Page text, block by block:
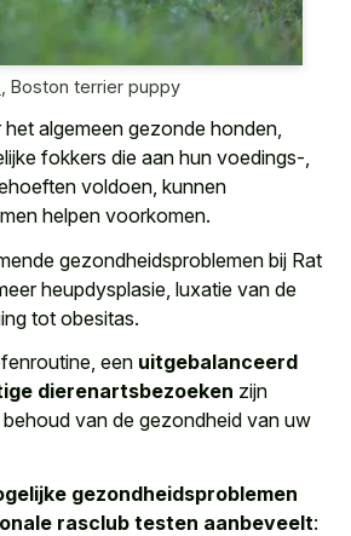
Boston terrier puppy
algemeen gezonde honden,
fokkers die aan hun voedings-,
voldoen, kunnen
helpen voorkomen.
gezondheidsproblemen bij Rat
heupdysplasie, luxatie van de
tot obesitas.
een uitgebalanceerd
dierenartsbezoeken zijn
van de gezondheid van uw
gezondheidsproblemen
rasclub testen aanbeveelt: